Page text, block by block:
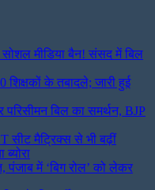
मीडिया बैन! संसद में बिल
शिक्षकों के तबादले; जारी हुई
बिल का समर्थन, BJP
सीट मैट्रिक्स से भी बढ़ीं
पंजाब में ‘बिग रोल’ को लेकर